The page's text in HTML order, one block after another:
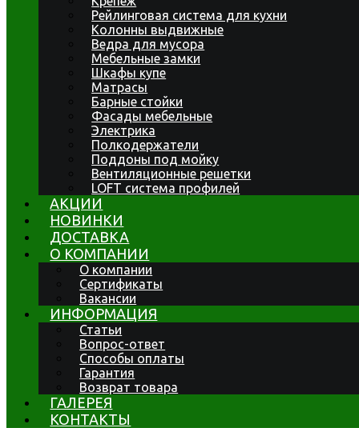
Рейлинговая система для кухни
Колонны выдвижные
Ведра для мусора
Мебельные замки
Шкафы купе
Матрасы
Барные стойки
Фасады мебельные
Электрика
Полкодержатели
Поддоны под мойку
Вентиляционные решетки
LOFT система профилей
АКЦИИ
НОВИНКИ
ДОСТАВКА
О КОМПАНИИ
О компании
Сертификаты
Вакансии
ИНФОРМАЦИЯ
Статьи
Вопрос-ответ
Способы оплаты
Гарантия
Возврат товара
ГАЛЕРЕЯ
КОНТАКТЫ